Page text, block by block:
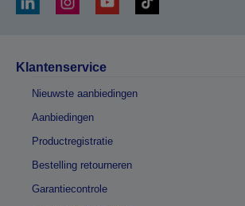
Klantenservice
Nieuwste aanbiedingen
Aanbiedingen
Productregistratie
Bestelling retourneren
Garantiecontrole